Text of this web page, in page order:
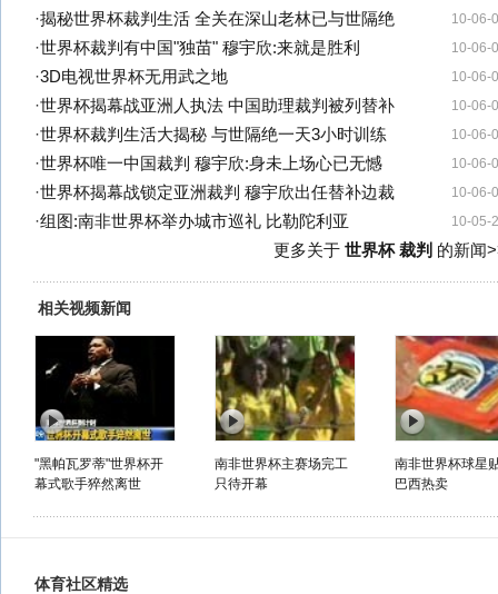
10-06-
·揭秘世界杯裁判生活 全关在深山老林已与世隔绝
10-06-
·世界杯裁判有中国"独苗" 穆宇欣:来就是胜利
10-06-
·3D电视世界杯无用武之地
10-06-
·世界杯揭幕战亚洲人执法 中国助理裁判被列替补
10-06-
·世界杯裁判生活大揭秘 与世隔绝一天3小时训练
10-06-
·世界杯唯一中国裁判 穆宇欣:身未上场心已无憾
10-06-
·世界杯揭幕战锁定亚洲裁判 穆宇欣出任替补边裁
10-05-
·组图:南非世界杯举办城市巡礼 比勒陀利亚
更多关于 世界杯 裁判 的新闻
相关视频新闻
"黑帕瓦罗蒂"世界杯开
幕式歌手猝然离世
南非世界杯主赛场完工
只待开幕
南非世界杯球星
巴西热卖
体育社区精选